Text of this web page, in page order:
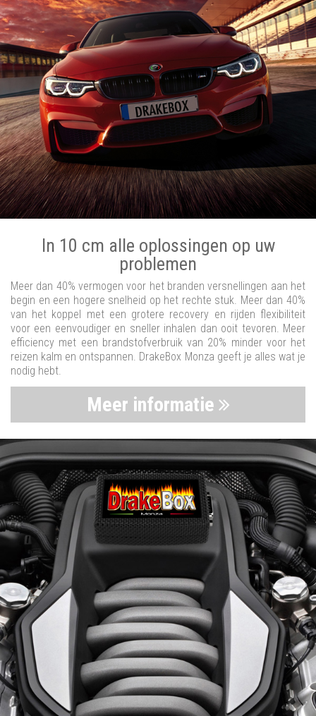
In 10 cm alle oplossingen op uw
problemen
Meer dan 40% vermogen voor het branden versnellingen aan het
begin en een hogere snelheid op het rechte stuk. Meer dan 40%
van het koppel met een grotere recovery en rijden flexibiliteit
voor een eenvoudiger en sneller inhalen dan ooit tevoren. Meer
efficiency met een brandstofverbruik van 20% minder voor het
reizen kalm en ontspannen. DrakeBox Monza geeft je alles wat je
nodig hebt.
Meer informatie